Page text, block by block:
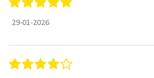
29-01-2026